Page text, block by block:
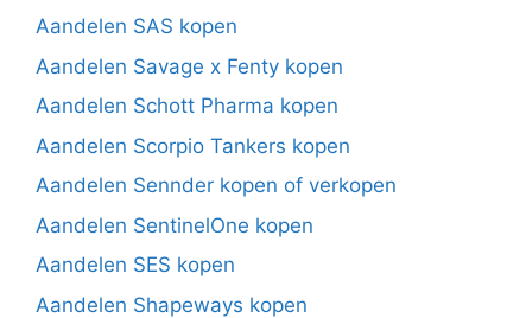
Aandelen SAS kopen
Aandelen Savage x Fenty kopen
Aandelen Schott Pharma kopen
Aandelen Scorpio Tankers kopen
Aandelen Sennder kopen of verkopen
Aandelen SentinelOne kopen
Aandelen SES kopen
Aandelen Shapeways kopen